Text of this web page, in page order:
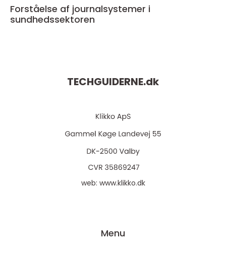
Forståelse af journalsystemer i
sundhedssektoren
TECHGUIDERNE.dk
web: www.klikko.dk
Menu